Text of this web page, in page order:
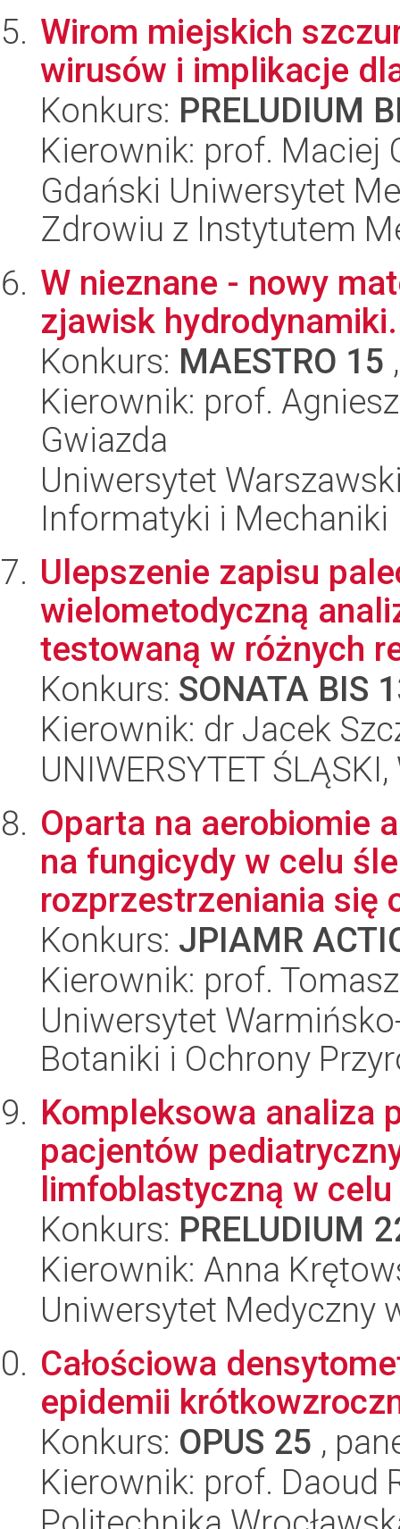
Wirom miejskich
wirusów i implikacje
Konkurs: PRELUDIUM
Kierownik: prof. Maciej
Gdański Uniwersytet
Zdrowiu z Instytutem
W nieznane - nowy
zjawisk hydrodynamiki.
Konkurs: MAESTRO 15
Kierownik: prof.
Gwiazda
Uniwersytet
Informatyki i Mechaniki
Ulepszenie zapisu
wielometodyczną
testowaną w różnych
Konkurs: SONATA BIS
Kierownik: dr Jacek
UNIWERSYTET
Oparta na aerobiomie
na fungicydy w celu
rozprzestrzeniania się
Konkurs: JPIAMR
Kierownik: prof.
Uniwersytet
Botaniki i Ochrony
Kompleksowa analiza
pacjentów
limfoblastyczną w
Konkurs: PRELUDIUM
Kierownik: Anna
Uniwersytet Medyczny
Całościowa
epidemii
Konkurs: OPUS 25 ,
Kierownik: prof. Daoud